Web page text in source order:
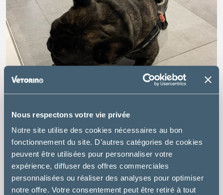
Nous respectons votre vie privée
Notre site utilise des cookies nécessaires au bon
fonctionnement du site. D’autres catégories de cookies
peuvent être utilisées pour personnaliser votre
expérience, diffuser des offres commerciales
personnalisées ou réaliser des analyses pour optimiser
notre offre. Votre consentement peut être retiré à tout